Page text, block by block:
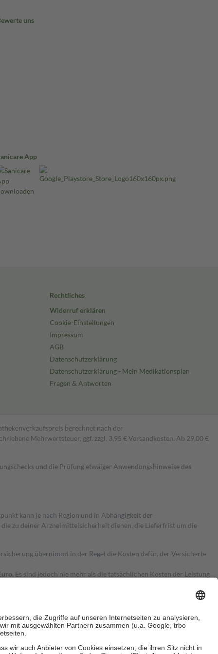
uns
App
Rechtliches
Widerruf erklären
Cookie-Einstellungen
Impressum
AGB
Datenschutzerklärung
Datenschutzerklärung - Mein Medikationsplan
Fragen & Antworten
berechnet nach der
Mehrwertsteuer, ggf. zzgl. 3,95 € Versandkosten. Ab 29,00 €
und die Prüfung etwaiger Anwendungshinweise des
kann je nach Region und in Abhängigkeit der
zu deiner Arzneimittelsicherheit dienen, die Lieferfrist um die
übernimmt in der Regel die Kosten dafür, der Versicherte
Es sind jedoch nie mehr als die tatsächlichen Kosten der Leistung
Zuzahlungen an bei: